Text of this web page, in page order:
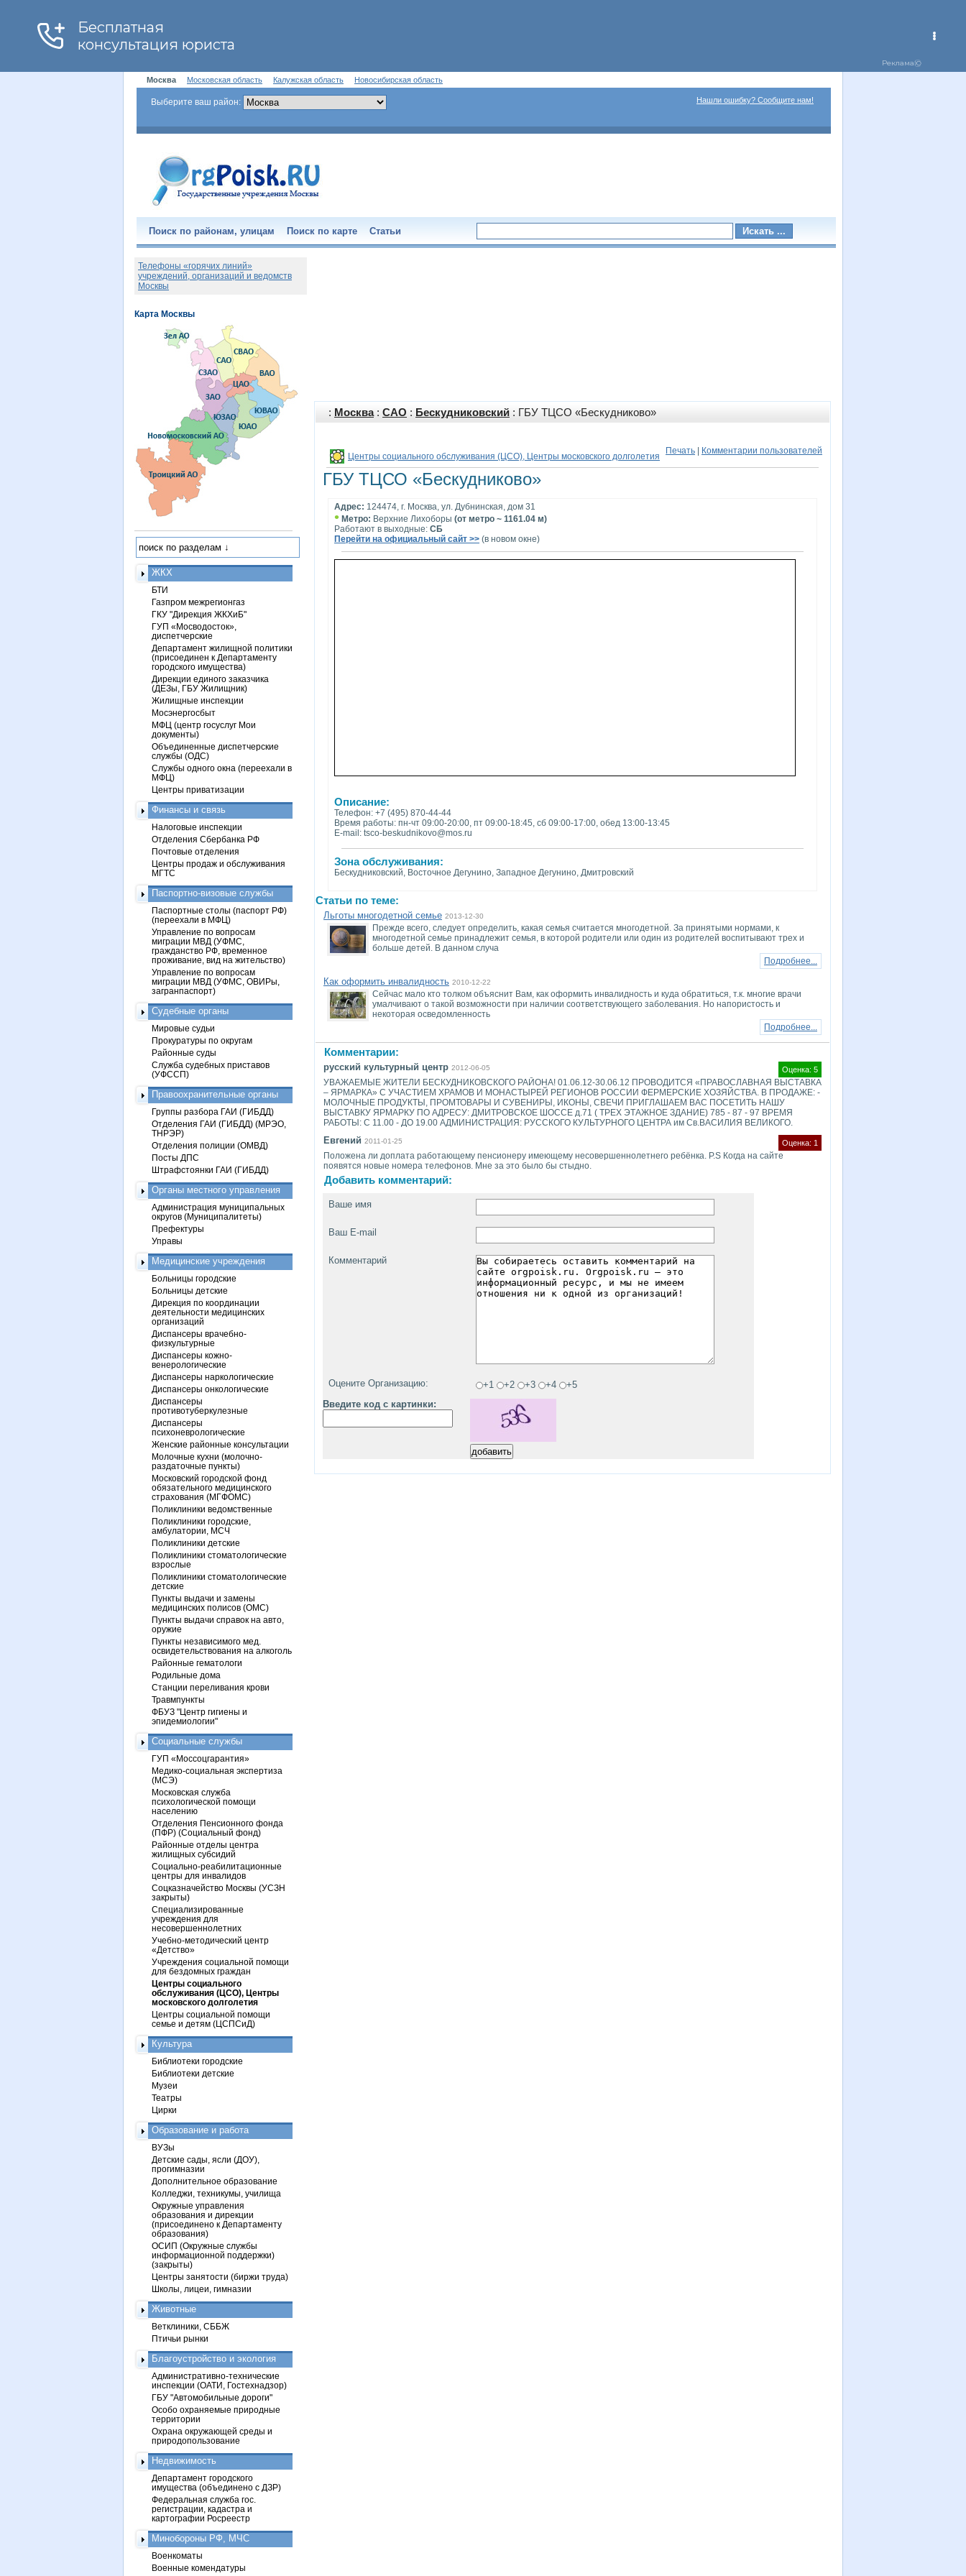
Москва Московская область Калужская область Новосибирская область
Выберите ваш район: Нашли ошибку? Сообщите нам!
Поиск по районам, улицам Поиск по карте Статьи
: Москва: САО : Бескудниковский : ГБУ ТЦСО «Бескудниково»
Печать Комментарии пользователей
Центры социального обслуживания (ЦСО), Центры московского долголетия
ГБУ ТЦСО «Бескудниково»
Адрес: 124474, г. Москва, ул. Дубнинская, дом 31
• Метро: Верхние Лихоборы (от метро ~ 1161.04 м)
Работают в выходные: СБ
Перейти на официальный сайт >> (в новом окне)
Описание:
Телефон: +7 (495) 870-44-44
Время работы: пн-чт 09:00-20:00, пт 09:00-18:45, сб 09:00-17:00, обед 13:00-13:45
E-mail: tsco-beskudnikovo@mos.ru
Зона обслуживания:
Бескудниковский, Восточное Дегунино, Западное Дегунино, Дмитровский
Статьи по теме:
Льготы многодетной семье 2013-12-30
Прежде всего, следует определить, какая семья считается многодетной. За принятыми нормами, к
многодетной семье принадлежит семья, в которой родители или один из родителей воспитывают трех и
больше детей. В данном случа
Подробнее...
Как оформить инвалидность 2010-12-22
Сейчас мало кто толком объяснит Вам, как оформить инвалидность и куда обратиться, т.к. многие врачи
умалчивают о такой возможности при наличии соответствующего заболевания. Но напористость и
некоторая осведомленность
Подробнее...
Комментарии:
Оценка: 5
русский культурный центр 2012-06-05
УВАЖАЕМЫЕ ЖИТЕЛИ БЕСКУДНИКОВСКОГО РАЙОНА! 01.06.12-30.06.12 ПРОВОДИТСЯ «ПРАВОСЛАВНАЯ ВЫСТАВКА
– ЯРМАРКА» С УЧАСТИЕМ ХРАМОВ И МОНАСТЫРЕЙ РЕГИОНОВ РОССИИ ФЕРМЕРСКИЕ ХОЗЯЙСТВА. В ПРОДАЖЕ: -
МОЛОЧНЫЕ ПРОДУКТЫ, ПРОМТОВАРЫ И СУВЕНИРЫ, ИКОНЫ, СВЕЧИ ПРИГЛАШАЕМ ВАС ПОСЕТИТЬ НАШУ
ВЫСТАВКУ ЯРМАРКУ ПО АДРЕСУ: ДМИТРОВСКОЕ ШОССЕ д.71 ( ТРЕХ ЭТАЖНОЕ ЗДАНИЕ) 785 - 87 - 97 ВРЕМЯ
РАБОТЫ: С 11.00 - ДО 19.00 АДМИНИСТРАЦИЯ: РУССКОГО КУЛЬТУРНОГО ЦЕНТРА им Св.ВАСИЛИЯ ВЕЛИКОГО.
Оценка: 1
Евгений 2011-01-25
Положена ли доплата работающему пенсионеру имеющему несовершеннолетнего ребёнка. P.S Когда на сайте
появятся новые номера телефонов. Мне за это было бы стыдно.
Добавить комментарий:
Ваше имя
Ваш E-mail
Комментарий
Оцените Организацию: +1 +2 +3 +4
+5
Введите код с картинки:
Телефоны «горячих линий»
учреждений, организаций и ведомств
Москвы
ЖКХ
БТИ
Газпром межрегионгаз
ГКУ "Дирекция ЖКХиБ"
ГУП «Мосводосток»,
диспетчерские
Департамент жилищной политики
(присоединен к Департаменту
городского имущества)
Дирекции единого заказчика
(ДЕЗы, ГБУ Жилищник)
Жилищные инспекции
Мосэнергосбыт
МФЦ (центр госуслуг Мои
документы)
Объединенные диспетчерские
службы (ОДС)
Службы одного окна (переехали в
МФЦ)
Центры приватизации
Финансы и связь
Налоговые инспекции
Отделения Сбербанка РФ
Почтовые отделения
Центры продаж и обслуживания
МГТС
Паспортно-визовые службы
Паспортные столы (паспорт РФ)
(переехали в МФЦ)
Управление по вопросам
миграции МВД (УФМС,
гражданство РФ, временное
проживание, вид на жительство)
Управление по вопросам
миграции МВД (УФМС, ОВИРы,
загранпаспорт)
Судебные органы
Мировые судьи
Прокуратуры по округам
Районные суды
Служба судебных приставов
(УФССП)
Правоохранительные органы
Группы разбора ГАИ (ГИБДД)
Отделения ГАИ (ГИБДД) (МРЭО,
ТНРЭР)
Отделения полиции (ОМВД)
Посты ДПС
Штрафстоянки ГАИ (ГИБДД)
Органы местного управления
Администрация муниципальных
округов (Муниципалитеты)
Префектуры
Управы
Медицинские учреждения
Больницы городские
Больницы детские
Дирекция по координации
деятельности медицинских
организаций
Диспансеры врачебно-
физкультурные
Диспансеры кожно-
венерологические
Диспансеры наркологические
Диспансеры онкологические
Диспансеры
противотуберкулезные
Диспансеры
психоневрологические
Женские районные консультации
Молочные кухни (молочно-
раздаточные пункты)
Московский городской фонд
обязательного медицинского
страхования (МГФОМС)
Поликлиники ведомственные
Поликлиники городские,
амбулатории, МСЧ
Поликлиники детские
Поликлиники стоматологические
взрослые
Поликлиники стоматологические
детские
Пункты выдачи и замены
медицинских полисов (ОМС)
Пункты выдачи справок на авто,
оружие
Пункты независимого мед.
освидетельствования на алкоголь
Районные гематологи
Родильные дома
Станции переливания крови
Травмпункты
ФБУЗ "Центр гигиены и
эпидемиологии"
Социальные службы
ГУП «Моссоцгарантия»
Медико-социальная экспертиза
(МСЭ)
Московская служба
психологической помощи
населению
Отделения Пенсионного фонда
(ПФР) (Социальный фонд)
Районные отделы центра
жилищных субсидий
Социально-реабилитационные
центры для инвалидов
Соцказначейство Москвы (УСЗН
закрыты)
Специализированные
учреждения для
несовершеннолетних
Учебно-методический центр
«Детство»
Учреждения социальной помощи
для бездомных граждан
Центры социального
обслуживания (ЦСО), Центры
московского долголетия
Центры социальной помощи
семье и детям (ЦСПСиД)
Культура
Библиотеки городские
Библиотеки детские
Музеи
Театры
Цирки
Образование и работа
ВУЗы
Детские сады, ясли (ДОУ),
прогимназии
Дополнительное образование
Колледжи, техникумы, училища
Окружные управления
образования и дирекции
(присоединено к Департаменту
образования)
ОСИП (Окружные службы
информационной поддержки)
(закрыты)
Центры занятости (биржи труда)
Школы, лицеи, гимназии
Животные
Ветклиники, СББЖ
Птичьи рынки
Благоустройство и экология
Административно-технические
инспекции (ОАТИ, Гостехнадзор)
ГБУ "Автомобильные дороги"
Особо охраняемые природные
территории
Охрана окружающей среды и
природопользование
Недвижимость
Департамент городского
имущества (объединено с ДЗР)
Федеральная служба гос.
регистрации, кадастра и
картографии Росреестр
Минобороны РФ, МЧС
Военкоматы
Военные комендатуры